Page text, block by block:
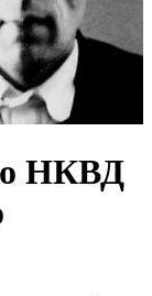
НКВД